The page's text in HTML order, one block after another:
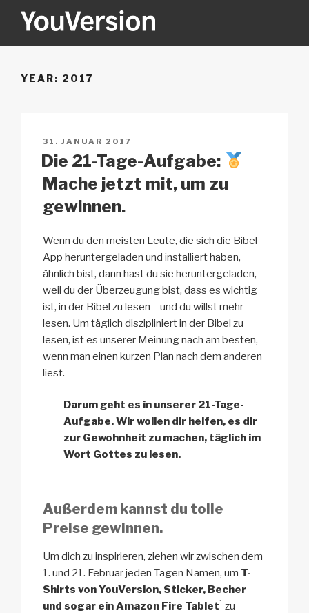
Inhalt
YOUVERSION
YEAR: 2017
VERÖFFENTLICHT
AM
31. JANUAR 2017
Die 21-Tage-Aufgabe:
Mache jetzt mit, um zu
gewinnen.
Wenn du den meisten Leute, die sich die Bibel
App heruntergeladen und installiert haben,
ähnlich bist, dann hast du sie heruntergeladen,
weil du der Überzeugung bist, dass es wichtig
ist, in der Bibel zu lesen – und du willst mehr
lesen. Um täglich diszipliniert in der Bibel zu
lesen, ist es unserer Meinung nach am besten,
wenn man einen kurzen Plan nach dem anderen
liest.
Darum geht es in unserer 21-Tage-
Aufgabe. Wir wollen dir helfen, es dir
zur Gewohnheit zu machen, täglich im
Wort Gottes zu lesen.
Außerdem kannst du tolle
Preise gewinnen.
Um dich zu inspirieren, ziehen wir zwischen dem
1. und 21. Februar jeden Tagen Namen, um T-
Shirts von YouVersion, Sticker, Becher
und sogar ein Amazon Fire Tablet1 zu